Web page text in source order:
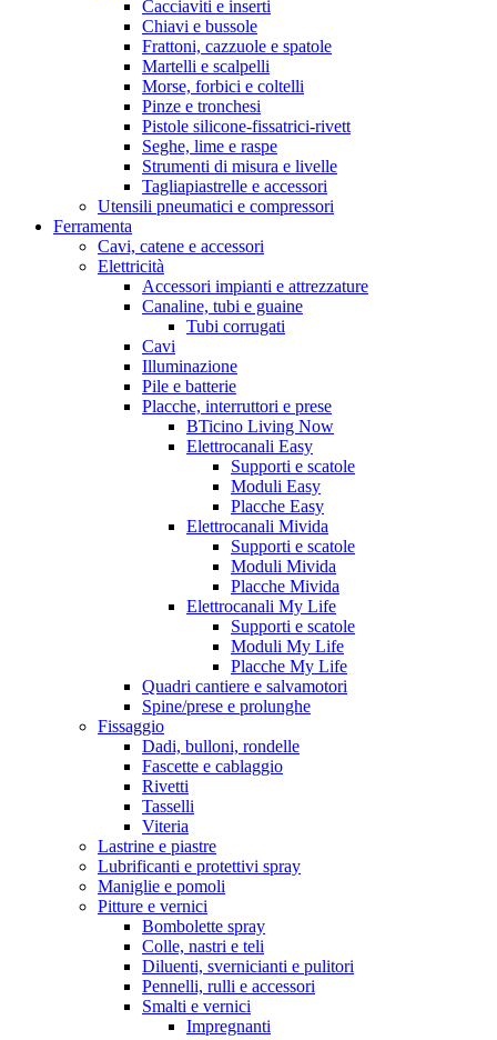
Cacciaviti e inserti
Chiavi e bussole
Frattoni, cazzuole e spatole
Martelli e scalpelli
Morse, forbici e coltelli
Pinze e tronchesi
Pistole silicone-fissatrici-rivett
Seghe, lime e raspe
Strumenti di misura e livelle
Tagliapiastrelle e accessori
Utensili pneumatici e compressori
Ferramenta
Cavi, catene e accessori
Elettricità
Accessori impianti e attrezzature
Canaline, tubi e guaine
Tubi corrugati
Cavi
Illuminazione
Pile e batterie
Placche, interruttori e prese
BTicino Living Now
Elettrocanali Easy
Supporti e scatole
Moduli Easy
Placche Easy
Elettrocanali Mivida
Supporti e scatole
Moduli Mivida
Placche Mivida
Elettrocanali My Life
Supporti e scatole
Moduli My Life
Placche My Life
Quadri cantiere e salvamotori
Spine/prese e prolunghe
Fissaggio
Dadi, bulloni, rondelle
Fascette e cablaggio
Rivetti
Tasselli
Viteria
Lastrine e piastre
Lubrificanti e protettivi spray
Maniglie e pomoli
Pitture e vernici
Bombolette spray
Colle, nastri e teli
Diluenti, svernicianti e pulitori
Pennelli, rulli e accessori
Smalti e vernici
Impregnanti